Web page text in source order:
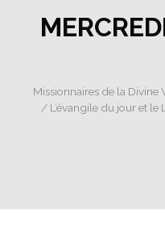
Missionnaires de la Divine
/ L’évangile du jour et le